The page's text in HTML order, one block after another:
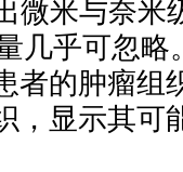
微米与奈米
几乎可忽略
者的肿瘤组
，显示其可